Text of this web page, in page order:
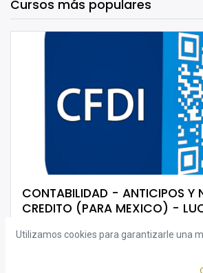
Cursos más populares
CONTABILIDAD - ANTICIPOS Y
CREDITO (PARA MEXICO) -
CONTABILIDAD ANTICIPO NOTA
Utilizamos cookies para garantizarle una